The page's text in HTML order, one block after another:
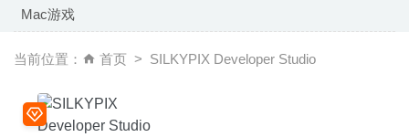
Mac游戏
当前位置： 首页 SILKYPIX Developer Studio
Acorn 6.6.1 – 功能强大轻量级的图片编辑处理软件 2020-
06-18
Script Debugger 7.0.11 for Mac- 脚本编辑及调试工具
2020-04-01